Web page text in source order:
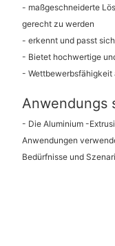
- maßgeschneiderte
gerecht zu werden
- erkennt und passt
- Bietet hochwertige
- Wettbewerbsfähigkeit
Anwendungs
- Die Aluminium -
Anwendungen
Bedürfnisse und